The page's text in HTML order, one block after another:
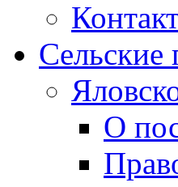
Сельские
О